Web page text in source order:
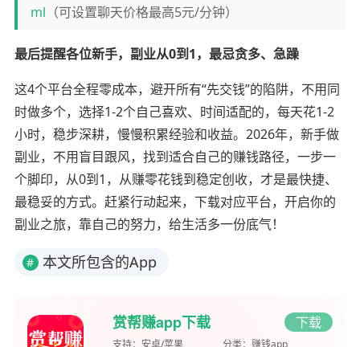
ml （可设置聊天价格最高5元/分钟）
最后提醒各位新手，副业从0到1，最忌贪多、急躁
这4个平台全程零成本，避开所有“先交钱”的陷阱，不用同
时做多个，选择1-2个自己喜欢、时间适配的，每天花1-2
小时，稳步深耕，慢慢积累经验和收益。2026年，新手做
副业，不用盲目跟风，找到适合自己的赚钱路径，一步一
个脚印，从0到1，从赚零花钱到稳定创收，才是最快捷、
最稳妥的方式。赶紧行动起来，下载对应平台，开启你的
副业之旅，靠自己的努力，给生活多一份底气！
# 本文所包含的App
赏帮赚app下载 下载
支持： 安卓/苹果 分类： 赚钱app